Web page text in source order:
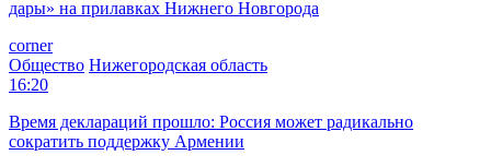
дары» на прилавках Нижнего Новгорода
corner
Общество Нижегородская область
16:20
Время деклараций прошло: Россия может радикально
сократить поддержку Армении